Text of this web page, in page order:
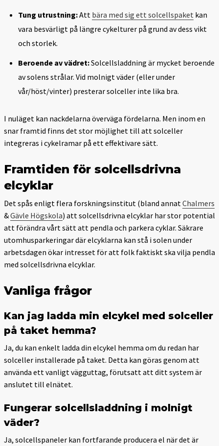
Tung utrustning:Att bära med sig ett solcellspaket kan
vara besvärligt på längre cykelturer på grund av dess vikt
och storlek.
Beroende av vädret:Solcellsladdning är mycket beroende
av solens strålar. Vid molnigt väder (eller under
vår/höst/vinter) presterar solceller inte lika bra.
I nuläget kan nackdelarna överväga fördelarna. Men inom en
snar framtid finns det stor möjlighet till att solceller
integreras i cykelramar på ett effektivare sätt.
Framtiden för solcellsdrivna
elcyklar
Det spås enligt flera forskningsinstitut (bland annat Chalmers
&Gävle Högskola) att solcellsdrivna elcyklar har stor potential
att förändra vårt sätt att pendla och parkera cyklar. Säkrare
utomhusparkeringar där elcyklarna kan stå i solen under
arbetsdagen ökar intresset för att folk faktiskt ska vilja pendla
med solcellsdrivna elcyklar.
Vanliga frågor
Kan jag ladda min elcykel med solceller
på taket hemma?
Ja, du kan enkelt ladda din elcykel hemma om du redan har
solceller installerade på taket. Detta kan göras genom att
använda ett vanligt vägguttag, förutsatt att ditt system är
anslutet till elnätet.
Fungerar solcellsladdning i molnigt
väder?
Ja, solcellspaneler kan fortfarande producera el när det är